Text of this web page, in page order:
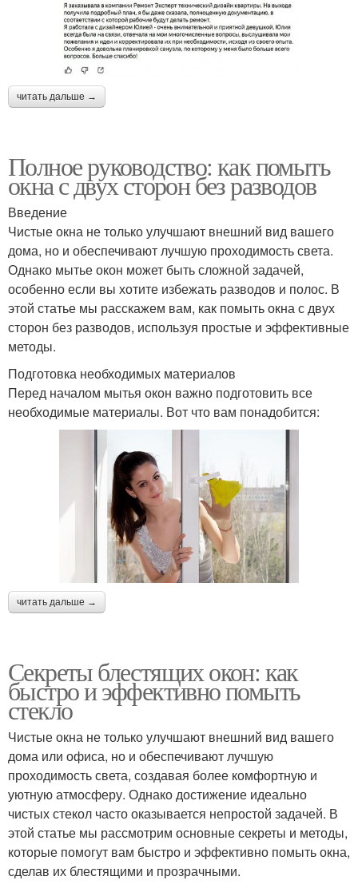
читать дальше →
Полное руководство: как помыть
окна с двух сторон без разводов
Введение
Чистые окна не только улучшают внешний вид вашего
дома, но и обеспечивают лучшую проходимость света.
Однако мытье окон может быть сложной задачей,
особенно если вы хотите избежать разводов и полос. В
этой статье мы расскажем вам, как помыть окна с двух
сторон без разводов, используя простые и эффективные
методы.
Подготовка необходимых материалов
Перед началом мытья окон важно подготовить все
необходимые материалы. Вот что вам понадобится:
читать дальше →
Секреты блестящих окон: как
быстро и эффективно помыть
стекло
Чистые окна не только улучшают внешний вид вашего
дома или офиса, но и обеспечивают лучшую
проходимость света, создавая более комфортную и
уютную атмосферу. Однако достижение идеально
чистых стекол часто оказывается непростой задачей. В
этой статье мы рассмотрим основные секреты и методы,
которые помогут вам быстро и эффективно помыть окна,
сделав их блестящими и прозрачными.